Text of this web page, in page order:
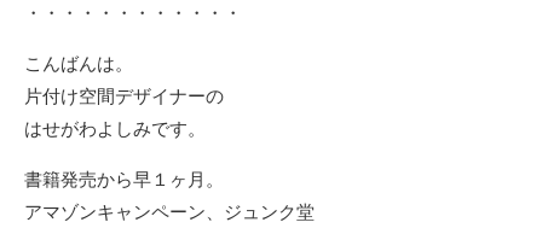
・・・・・・・・・・・・
こんばんは。
片付け空間デザイナーの
はせがわよしみです。
書籍発売から早１ヶ月。
アマゾンキャンペーン、ジュンク堂